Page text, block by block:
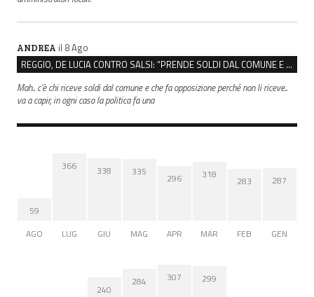
ANDREA il 8 Ago
REGGIO, DE LUCIA CONTRO SALSI: “PRENDE SOLDI DAL COMUNE E DIFFONDE FAKE NEWS”
Mah.. c’è chi riceve soldi dal comune e che fa opposizione perché non li riceve..
va a capir, in ogni caso la politica fa una
59
AGO
366
LUG
338
GIU
335
MAG
296
APR
318
MAR
283
FEB
287
GEN
240
284 307 299